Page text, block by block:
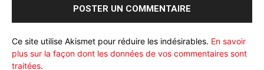
Ce site utilise Akismet pour réduire les indésirables. En savoir
plus sur la façon dont les données de vos commentaires sont
traitées.